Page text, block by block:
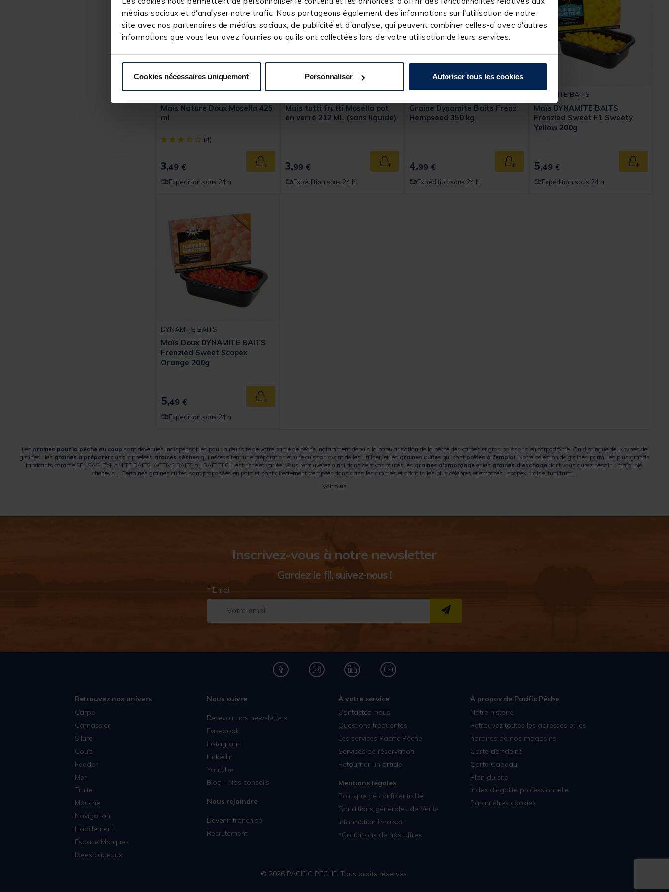
médias sociaux et d'analyser notre trafic. Nous partageons également des informations sur l'utilisation de notre
site avec nos partenaires de médias sociaux, de publicité et d'analyse, qui peuvent combiner celles-ci avec d'autres
informations que vous leur avez fournies ou qu'ils ont collectées lors de votre utilisation de leurs services.
Cookies nécessaires uniquement Personnaliser Autoriser tous les cookies
MOSELLA
Mais Nature Doux Mosella 425
ml
[object Object] out of 5 Customer Rating
(4)
3,49 € Ajouter au panier
Expédition sous 24 h
MOSELLA
Mais tutti frutti Mosella pot
en verre 212 ML (sans liquide)
3,99 € Ajouter au panier
Expédition sous 24 h
Graine Dynamite Baits Frenz
Hempseed 350 kg
4,99 € Ajouter au panier
Expédition sous 24 h
DYNAMITE BAITS
Maïs DYNAMITE BAITS
Frenzied Sweet F1 Sweety
Yellow 200g
5,49 € Ajouter
Expédition sous 24 h
DYNAMITE BAITS
Maïs Doux DYNAMITE BAITS
Frenzied Sweet Scopex
Orange 200g
5,49 € Ajouter au panier
Expédition sous 24 h
Les graines pour la pêche au coup sont devenues indispensables pour la réussite de votre partie de pêche, notamment depuis la popularisation de la pêche des carpes et gros poissons en carpodrôme. On distingue deux types de
graines : les graines à prépareraussi appelées graines sèches qui nécessitent une préparation et une cuisson avant de les utiliser, et les graines cuites qui sont prêtes à l'emploi. Notre sélection de graines parmi les plus grands
fabricants comme SENSAS, DYNAMITE BAITS, ACTIVE BAITS ou BAIT TECH est riche et variée. Vous retrouverez ainsi dans ce rayon toutes les graines d'amorçageet les graines d'eschagedont vous aurez besoin : maïs, blé,
chenevis… Certaines graines cuites sont proposées en pots et sont directement trempées dans dans les arômes et additifs les plus célèbres et efficaces : scopex, fraise, tutti frutti…
Voir plus
Inscrivez-vous à notre newsletter
Gardez le fil, suivez-nous !
* Email
S''INSCRIRE
Retrouvez nos univers
Carpe
Carnassier
Silure
Coup
Feeder
Mer
Truite
Mouche
Navigation
Habillement
Espace Marques
Idees cadeaux
Nous suivre
Recevoir nos newsletters
Facebook
Instagram
LinkedIn
Youtube
Blog - Nos conseils
Nous rejoindre
Devenir franchisé
Recrutement
À votre service
Contactez-nous
Questions fréquentes
Les services Pacific Pêche
Services de réservation
Retourner un article
Mentions légales
Politique de confidentialité
Conditions générales de Vente
Information livraison
*Conditions de nos offres
À propos de Pacific Pêche
Notre histoire
Retrouvez toutes les adresses et les
horaires de nos magasins
Carte de fidelité
Carte Cadeau
Plan du site
Index d'égalité professionnelle
Paramètres cookies
© 2026 PACIFIC PECHE. Tous droits réservés.